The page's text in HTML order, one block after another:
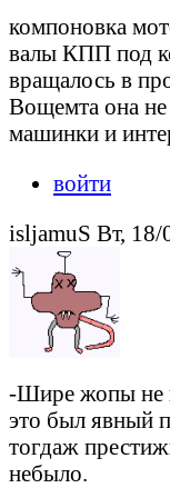
компоновка
валы КПП под
вращалось в
Вощемта она
машинки и
войти
isljamuS Вт,
-Шире жопы не
это был явный
тогдаж
небыло.